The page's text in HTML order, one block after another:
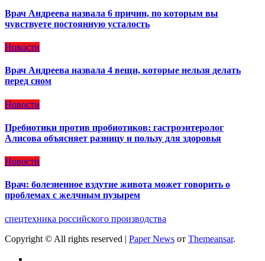
Врач Андреева назвала 6 причин, по которым вы
чувствуете постоянную усталость
Новости
Врач Андреева назвала 4 вещи, которые нельзя делать
перед сном
Новости
Пребиотики против пробиотиков: гастроэнтеролог
Алисова объясняет разницу и пользу для здоровья
Новости
Врач: болезненное вздутие живота может говорить о
проблемах с желчным пузырем
спецтехника российского производства
Copyright © All rights reserved | Paper News от Themeansar.